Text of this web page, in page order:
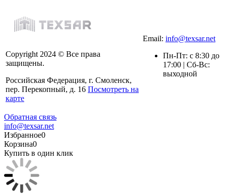
Copyright 2024 © Все права
защищены.
Российская Федерация, г. Смоленск,
пер. Перекопный, д. 16 Посмотреть на
карте
Email: info@texsar.net
Пн-Пт: с 8:30 до
17:00 | Сб-Вс:
выходной
Обратная связь
info@texsar.net
Избранное0
Корзина0
Купить в один клик